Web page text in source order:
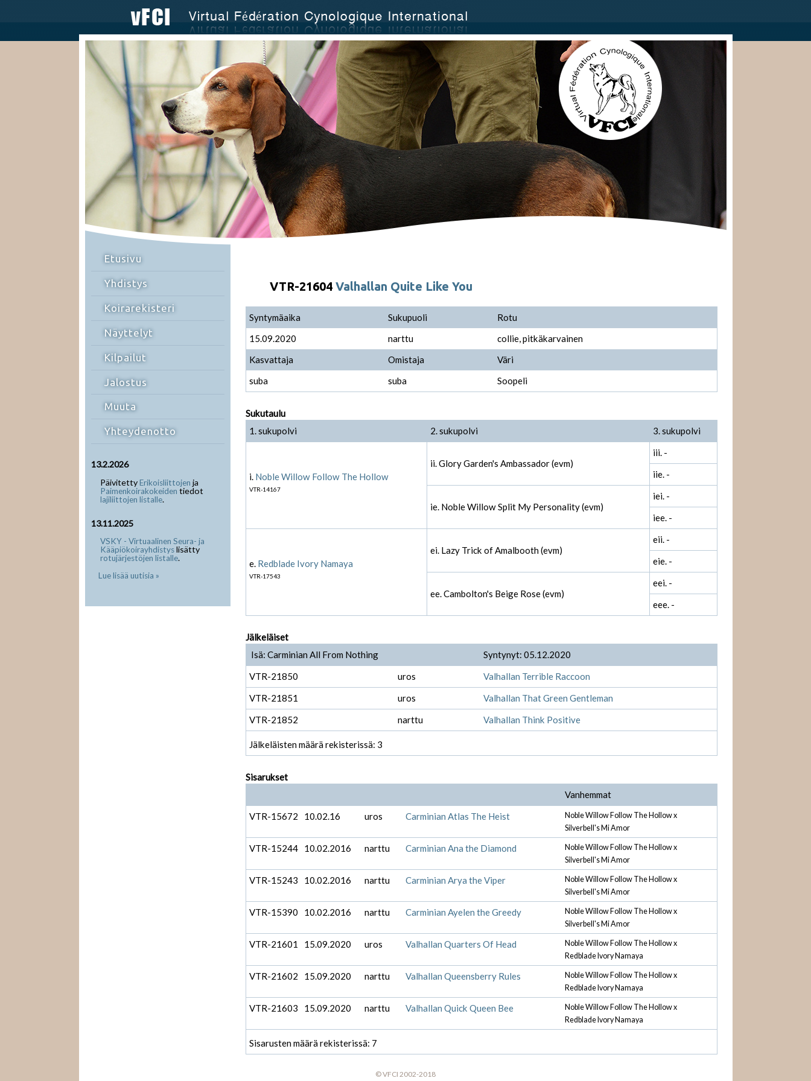
Etusivu
Yhdistys
Koirarekisteri
Näyttelyt
Kilpailut
Jalostus
Muuta
Yhteydenotto
13.2.2026
PäivitettyErikoisliittojen ja
Paimenkoirakokeiden tiedot
lajiliittojen listalle.
13.11.2025
VSKY - Virtuaalinen Seura- ja
Kääpiökoirayhdistyslisätty
rotujärjestöjen listalle.
Lue lisää uutisia »
VTR-21604 Valhallan Quite Like You
Syntymäaika Sukupuoli
Rotu
15.09.2020
narttu
collie, pitkäkarvainen
Kasvattaja
Omistaja
Väri
suba
suba Soopeli
Sukutaulu
1. sukupolvi
2. sukupolvi 3. sukupolvi
i. Noble Willow Follow The Hollow
VTR-14167
ii. Glory Garden's Ambassador (evm)
iii. -
iie. -
ie. Noble Willow Split My Personality (evm)
iei. -
iee. -
e. Redblade Ivory Namaya
VTR-17543
ei. Lazy Trick of Amalbooth (evm)
eii. -
eie. -
ee. Cambolton's Beige Rose (evm)
eei. -
eee. -
Jälkeläiset
Isä: Carminian All From Nothing
Syntynyt: 05.12.2020
VTR-21850
uros
Valhallan Terrible Raccoon
VTR-21851
uros
Valhallan That Green Gentleman
VTR-21852
narttu Valhallan Think Positive
Jälkeläisten määrä rekisterissä: 3
Sisarukset
Vanhemmat
VTR-15672
10.02.16 uros Carminian Atlas The Heist
Noble Willow Follow The Hollow x
Silverbell's Mi Amor
VTR-15244 10.02.2016 narttu Carminian Ana the Diamond
Noble Willow Follow The Hollow x
Silverbell's Mi Amor
VTR-15243 10.02.2016 narttu Carminian Arya the Viper
Noble Willow Follow The Hollow x
Silverbell's Mi Amor
VTR-15390 10.02.2016 narttu Carminian Ayelen the Greedy
Noble Willow Follow The Hollow x
Silverbell's Mi Amor
VTR-21601 15.09.2020 uros Valhallan Quarters Of Head
Noble Willow Follow The Hollow x
Redblade Ivory Namaya
VTR-21602 15.09.2020 narttu Valhallan Queensberry Rules
Noble Willow Follow The Hollow x
Redblade Ivory Namaya
VTR-21603 15.09.2020 narttu Valhallan Quick Queen Bee
Noble Willow Follow The Hollow x
Redblade Ivory Namaya
Sisarusten määrä rekisterissä: 7
© VFCI 2002-2018